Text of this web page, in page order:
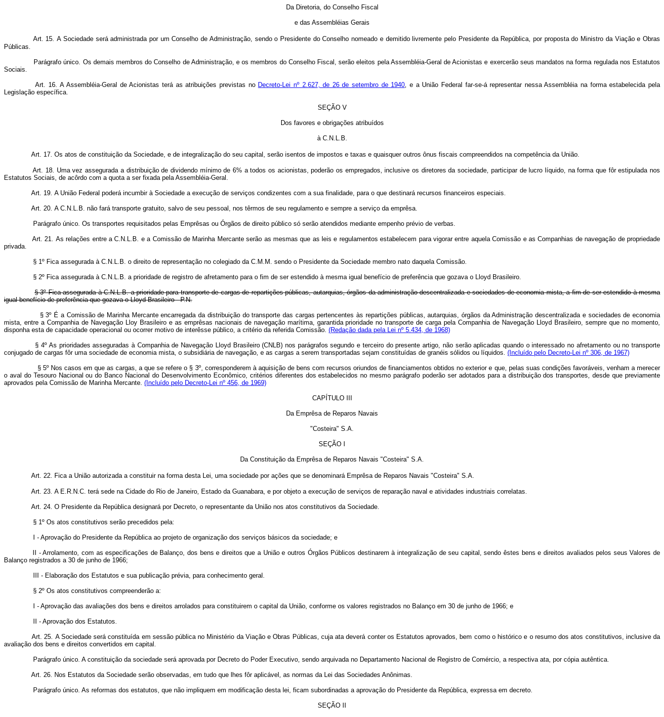
Da Diretoria, do Conselho Fiscal
e das Assembléias Gerais
Art. 15. A Sociedade será administrada por um Conselho de Administração, sendo o Presidente do Conselho nomeado e demitido livremente pelo Presidente da República, por proposta do Ministro da Viação e Obras
Públicas.
Parágrafo único. Os demais membros do Conselho de Administração, e os membros do Conselho Fiscal, serão eleitos pela Assembléia-Geral de Acionistas e exercerão seus mandatos na forma regulada nos Estatutos
Sociais.
Art. 16. A Assembléia-Geral de Acionistas terá as atribuições previstas no Decreto-Lei nº 2.627, de 26 de setembro de 1940, e a União Federal far-se-á representar nessa Assembléia na forma estabelecida pela
Legislação específica.
SEÇÃO V
Dos favores e obrigações atribuídos
à C.N.L.B.
Art. 17. Os atos de constituição da Sociedade, e de integralização do seu capital, serão isentos de impostos e taxas e quaisquer outros ônus fiscais compreendidos na competência da União.
Art. 18. Uma vez assegurada a distribuição de dividendo mínimo de 6% a todos os acionistas, poderão os empregados, inclusive os diretores da sociedade, participar de lucro líquido, na forma que fôr estipulada nos
Estatutos Sociais, de acôrdo com a quota a ser fixada pela Assembléia-Geral.
Art. 19. A União Federal poderá incumbir à Sociedade a execução de serviços condizentes com a sua finalidade, para o que destinará recursos financeiros especiais.
Art. 20. A C.N.L.B. não fará transporte gratuito, salvo de seu pessoal, nos têrmos de seu regulamento e sempre a serviço da emprêsa.
Parágrafo único. Os transportes requisitados pelas Emprêsas ou Órgãos de direito público só serão atendidos mediante empenho prévio de verbas.
Art. 21. As relações entre a C.N.L.B. e a Comissão de Marinha Mercante serão as mesmas que as leis e regulamentos estabelecem para vigorar entre aquela Comissão e as Companhias de navegação de propriedade
privada.
§ 1º Fica assegurada à C.N.L.B. o direito de representação no colegiado da C.M.M. sendo o Presidente da Sociedade membro nato daquela Comissão.
§ 2º Fica assegurada à C.N.L.B. a prioridade de registro de afretamento para o fim de ser estendido à mesma igual benefício de preferência que gozava o Lloyd Brasileiro.
§ 3º Fica assegurada à C.N.L.B. a prioridade para transporte de cargas de repartições públicas, autarquias, órgãos da administração descentralizada e sociedades de economia mista, a fim de ser estendido à mesma
igual benefício de preferência que gozava o Lloyd Brasileiro - P.N.
§ 3º É a Comissão de Marinha Mercante encarregada da distribuição do transporte das cargas pertencentes às repartições públicas, autarquias, órgãos da Administração descentralizada e sociedades de economia
mista, entre a Companhia de Navegação Lloy Brasileiro e as emprêsas nacionais de navegação marítima, garantida prioridade no transporte de carga pela Companhia de Navegação Lloyd Brasileiro, sempre que no momento,
disponha esta de capacidade operacional ou ocorrer motivo de interêsse público, a critério da referida Comissão. (Redação dada pela Lei nº 5.434, de 1968)
§ 4º As prioridades asseguradas à Companhia de Navegação Lloyd Brasileiro (CNLB) nos parágrafos segundo e terceiro do presente artigo, não serão aplicadas quando o interessado no afretamento ou no transporte
conjugado de cargas fôr uma sociedade de economia mista, o subsidiária de navegação, e as cargas a serem transportadas sejam constituídas de granéis sólidos ou líquidos. (Incluído pelo Decreto-Lei nº 306, de 1967)
§ 5º Nos casos em que as cargas, a que se refere o § 3º, corresponderem à aquisição de bens com recursos oriundos de financiamentos obtidos no exterior e que, pelas suas condições favoráveis, venham a merecer
o aval do Tesouro Nacional ou do Banco Nacional do Desenvolvimento Econômico, critérios diferentes dos estabelecidos no mesmo parágrafo poderão ser adotados para a distribuição dos transportes, desde que previamente
aprovados pela Comissão de Marinha Mercante. (Incluído pelo Decreto-Lei nº 456, de 1969)
CAPÍTULO III
Da Emprêsa de Reparos Navais
"Costeira" S.A.
SEÇÃO I
Da Constituição da Emprêsa de Reparos Navais "Costeira" S.A.
Art. 22. Fica a União autorizada a constituir na forma desta Lei, uma sociedade por ações que se denominará Emprêsa de Reparos Navais "Costeira" S.A.
Art. 23. A E.R.N.C. terá sede na Cidade do Rio de Janeiro, Estado da Guanabara, e por objeto a execução de serviços de reparação naval e atividades industriais correlatas.
Art. 24. O Presidente da República designará por Decreto, o representante da União nos atos constitutivos da Sociedade.
§ 1º Os atos constitutivos serão precedidos pela:
I - Aprovação do Presidente da República ao projeto de organização dos serviços básicos da sociedade; e
II - Arrolamento, com as especificações de Balanço, dos bens e direitos que a União e outros Órgãos Públicos destinarem à integralização de seu capital, sendo êstes bens e direitos avaliados pelos seus Valores de
Balanço registrados a 30 de junho de 1966;
III - Elaboração dos Estatutos e sua publicação prévia, para conhecimento geral.
§ 2º Os atos constitutivos compreenderão a:
I - Aprovação das avaliações dos bens e direitos arrolados para constituirem o capital da União, conforme os valores registrados no Balanço em 30 de junho de 1966; e
II - Aprovação dos Estatutos.
Art. 25. A Sociedade será constituída em sessão pública no Ministério da Viação e Obras Públicas, cuja ata deverá conter os Estatutos aprovados, bem como o histórico e o resumo dos atos constitutivos, inclusive da
avaliação dos bens e direitos convertidos em capital.
Parágrafo único. A constituição da sociedade será aprovada por Decreto do Poder Executivo, sendo arquivada no Departamento Nacional de Registro de Comércio, a respectiva ata, por cópia autêntica.
Art. 26. Nos Estatutos da Sociedade serão observadas, em tudo que lhes fôr aplicável, as normas da Lei das Sociedades Anônimas.
Parágrafo único. As reformas dos estatutos, que não impliquem em modificação desta lei, ficam subordinadas a aprovação do Presidente da República, expressa em decreto.
SEÇÃO II